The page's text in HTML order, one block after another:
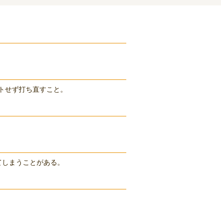
ず打ち直すこと。
まうことがある。